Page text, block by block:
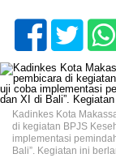
Kadinkes Kota
di kegiatan BPJS
implementasi
Bali”. Kegiatan ini